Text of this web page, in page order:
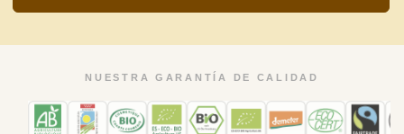
NUESTRA GARANTÍA DE CALIDAD